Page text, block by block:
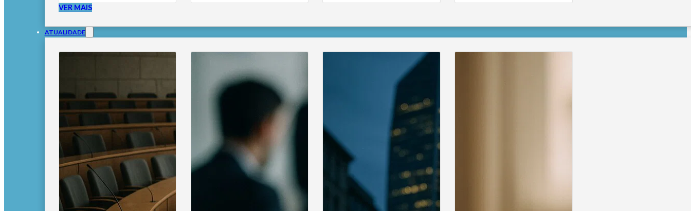
VER MAIS
ATUALIDADE